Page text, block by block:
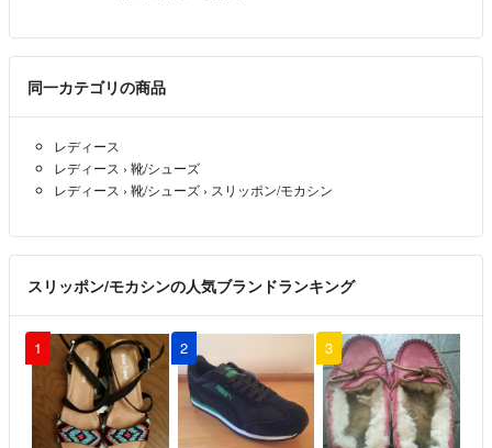
神経質な方、完璧な商品をお求めの方はご購入をご遠慮ください。
同一カテゴリの商品
レディース
レディース › 靴/シューズ
レディース › 靴/シューズ › スリッポン/モカシン
スリッポン/モカシンの人気ブランドランキング
1 2 3